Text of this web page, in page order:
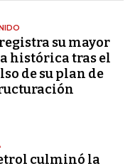
su mayor
histórica tras el
de su plan de
culminó la